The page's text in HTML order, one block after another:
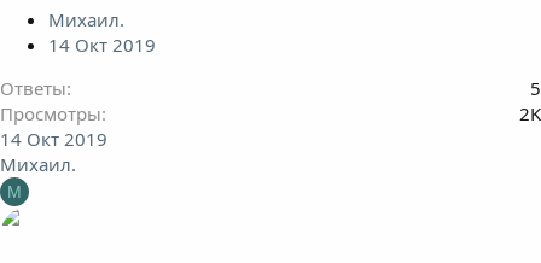
Михаил.
14 Окт 2019
Ответы
5
Просмотры
2K
14 Окт 2019
Михаил.
М